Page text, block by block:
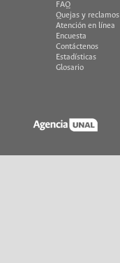
FAQ
Quejas y reclamos
Atención en línea
Encuesta
Contáctenos
Estadísticas
Glosario